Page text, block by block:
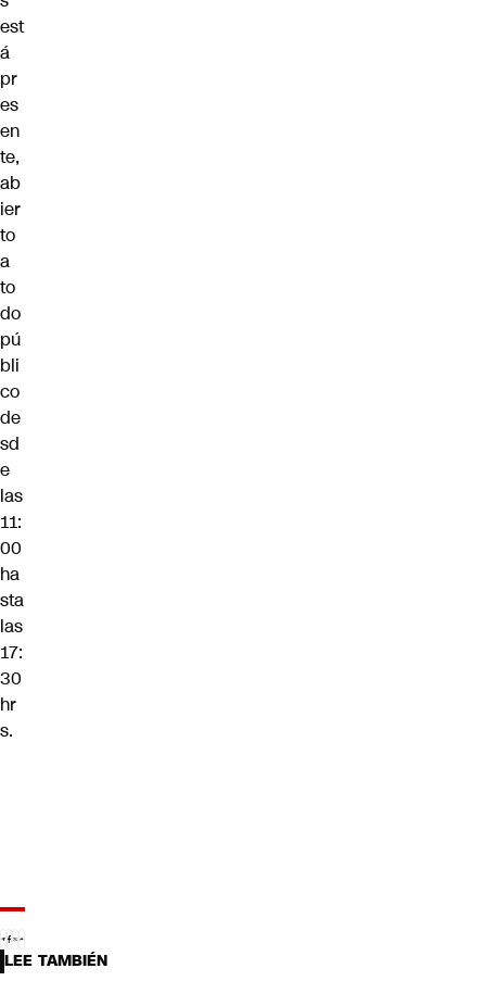
est
á
pr
es
en
te,
ab
ier
to
a
to
do
pú
bli
co
de
sd
e
las
11:
00
ha
sta
las
17:
30
hr
s.
LEE TAMBIÉN